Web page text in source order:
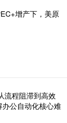
增产下，美原
流程阻滞到高效
公自动化核心难